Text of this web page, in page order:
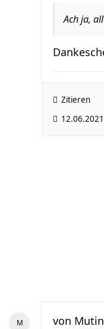
Ach ja,
Zitieren
von